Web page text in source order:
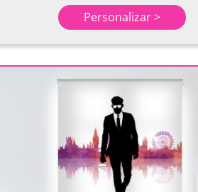
Personalizar >